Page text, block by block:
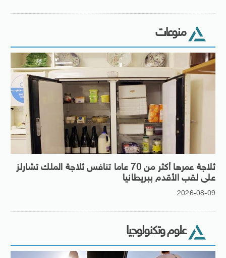
منوعات
ثلاجة عمرها أكثر من 70 عاما تنافس ثلاجة الملك تشارلز
على لقب الأقدم ببريطانيا
2026-08-09
علوم وتكنولوجيا